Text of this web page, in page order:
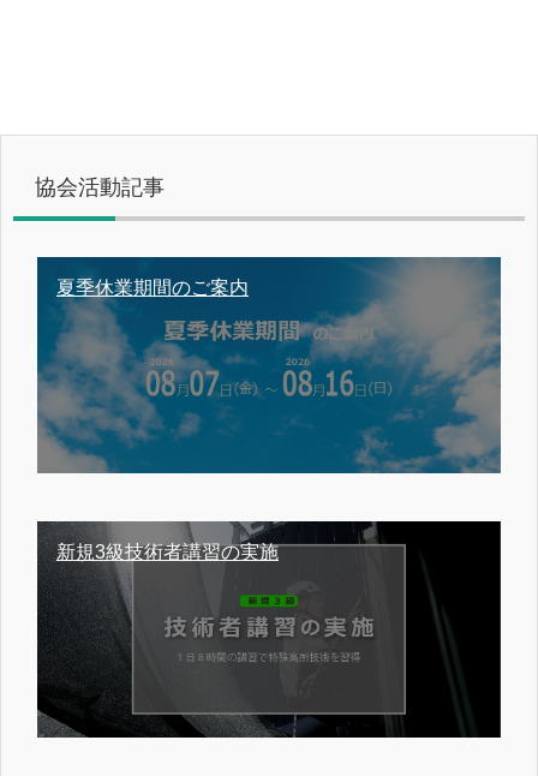
協会活動記事
夏季休業期間のご案内
新規3級技術者講習の実施